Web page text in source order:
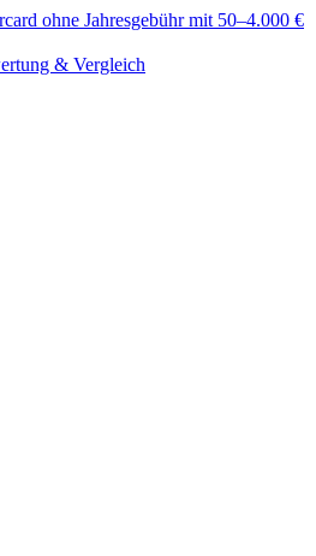
ohne Jahresgebühr mit 50–4.000 €
& Vergleich